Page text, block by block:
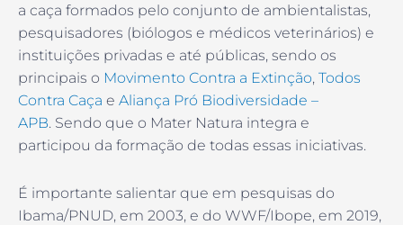
a caça formados pelo conjunto de ambientalistas,
pesquisadores (biólogos e médicos veterinários) e
instituições privadas e até públicas, sendo os
principais o Movimento Contra a Extinção, Todos
Contra Caça e Aliança Pró Biodiversidade –
APB. Sendo que o Mater Natura integra e
participou da formação de todas essas iniciativas.
É importante salientar que em pesquisas do
Ibama/PNUD, em 2003, e do WWF/Ibope, em 2019,